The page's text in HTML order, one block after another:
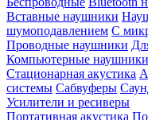
Вставные наушники
шумоподавлением С
Проводные наушники
Компьютерные
Стационарная акустика
системы Сабвуферы
Усилители и ресиверы
Портативная акустика